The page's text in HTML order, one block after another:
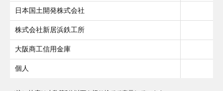
日本国土開発株式会社
株式会社新居浜鉄工所
大阪商工信用金庫
個人